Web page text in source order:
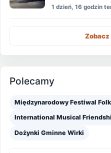
1 dzień, 16 godzin
Polecamy
Międzynarodowy Festiwal
International Musical
Dożynki Gminne Wirki